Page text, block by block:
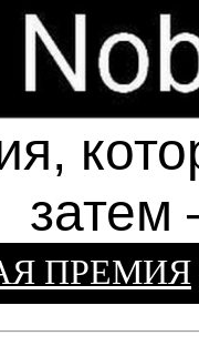
затем
ПРЕМИЯ